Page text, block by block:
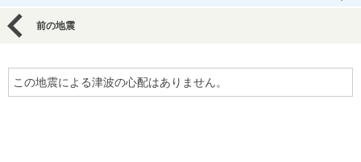
前の地震
この地震による津波の心配はありません。